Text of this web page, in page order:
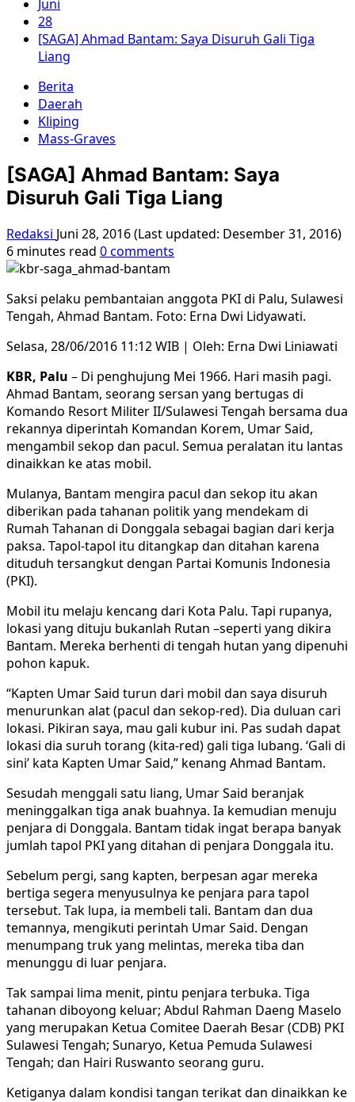
Juni
28
[SAGA] Ahmad Bantam: Saya Disuruh Gali Tiga
Liang
Berita
Daerah
Kliping
Mass-Graves
[SAGA] Ahmad Bantam: Saya
Disuruh Gali Tiga Liang
Redaksi Juni 28, 2016 (Last updated: Desember 31, 2016)
6 minutes read 0 comments
Saksi pelaku pembantaian anggota PKI di Palu, Sulawesi
Tengah, Ahmad Bantam. Foto: Erna Dwi Lidyawati.
Selasa, 28/06/2016 11:12 WIB | Oleh: Erna Dwi Liniawati
KBR, Palu – Di penghujung Mei 1966. Hari masih pagi.
Ahmad Bantam, seorang sersan yang bertugas di
Komando Resort Militer II/Sulawesi Tengah bersama dua
rekannya diperintah Komandan Korem, Umar Said,
mengambil sekop dan pacul. Semua peralatan itu lantas
dinaikkan ke atas mobil.
Mulanya, Bantam mengira pacul dan sekop itu akan
diberikan pada tahanan politik yang mendekam di
Rumah Tahanan di Donggala sebagai bagian dari kerja
paksa. Tapol-tapol itu ditangkap dan ditahan karena
dituduh tersangkut dengan Partai Komunis Indonesia
(PKI).
Mobil itu melaju kencang dari Kota Palu. Tapi rupanya,
lokasi yang dituju bukanlah Rutan –seperti yang dikira
Bantam. Mereka berhenti di tengah hutan yang dipenuhi
pohon kapuk.
“Kapten Umar Said turun dari mobil dan saya disuruh
menurunkan alat (pacul dan sekop-red). Dia duluan cari
lokasi. Pikiran saya, mau gali kubur ini. Pas sudah dapat
lokasi dia suruh torang (kita-red) gali tiga lubang. ‘Gali di
sini’ kata Kapten Umar Said,” kenang Ahmad Bantam.
Sesudah menggali satu liang, Umar Said beranjak
meninggalkan tiga anak buahnya. Ia kemudian menuju
penjara di Donggala. Bantam tidak ingat berapa banyak
jumlah tapol PKI yang ditahan di penjara Donggala itu.
Sebelum pergi, sang kapten, berpesan agar mereka
bertiga segera menyusulnya ke penjara para tapol
tersebut. Tak lupa, ia membeli tali. Bantam dan dua
temannya, mengikuti perintah Umar Said. Dengan
menumpang truk yang melintas, mereka tiba dan
menunggu di luar penjara.
Tak sampai lima menit, pintu penjara terbuka. Tiga
tahanan diboyong keluar; Abdul Rahman Daeng Maselo
yang merupakan Ketua Comitee Daerah Besar (CDB) PKI
Sulawesi Tengah; Sunaryo, Ketua Pemuda Sulawesi
Tengah; dan Hairi Ruswanto seorang guru.
Ketiganya dalam kondisi tangan terikat dan dinaikkan ke